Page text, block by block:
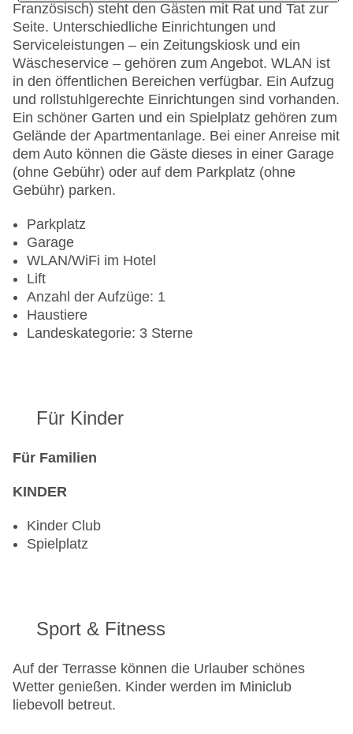
Französisch) steht den Gästen mit Rat und Tat zur
Seite. Unterschiedliche Einrichtungen und
Serviceleistungen – ein Zeitungskiosk und ein
Wäscheservice – gehören zum Angebot. WLAN ist
in den öffentlichen Bereichen verfügbar. Ein Aufzug
und rollstuhlgerechte Einrichtungen sind vorhanden.
Ein schöner Garten und ein Spielplatz gehören zum
Gelände der Apartmentanlage. Bei einer Anreise mit
dem Auto können die Gäste dieses in einer Garage
(ohne Gebühr) oder auf dem Parkplatz (ohne
Gebühr) parken.
Parkplatz
Garage
WLAN/WiFi im Hotel
Lift
Anzahl der Aufzüge: 1
Haustiere
Landeskategorie: 3 Sterne
Für Kinder
Für Familien
KINDER
Kinder Club
Spielplatz
Sport & Fitness
Auf der Terrasse können die Urlauber schönes
Wetter genießen. Kinder werden im Miniclub
liebevoll betreut.